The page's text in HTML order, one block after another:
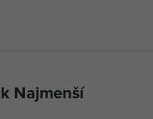
Najmenší